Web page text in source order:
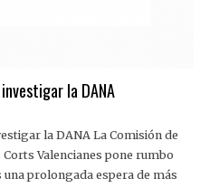
la DANA
la DANA La Comisión de
Valencianes pone rumbo
prolongada espera de más